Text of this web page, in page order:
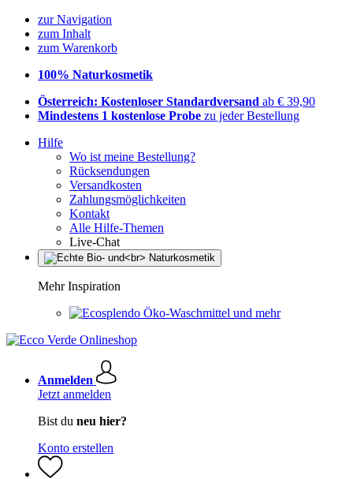
zur Navigation
zum Inhalt
zum Warenkorb
100% Naturkosmetik
Österreich: Kostenloser Standardversand ab € 39,90
Mindestens 1 kostenlose Probe zu jeder Bestellung
Hilfe
Wo ist meine Bestellung?
Rücksendungen
Versandkosten
Zahlungsmöglichkeiten
Kontakt
Alle Hilfe-Themen
Live-Chat
Mehr Inspiration
Öko-Waschmittel und mehr
Anmelden
Jetzt anmelden
Bist du neu hier?
Konto erstellen